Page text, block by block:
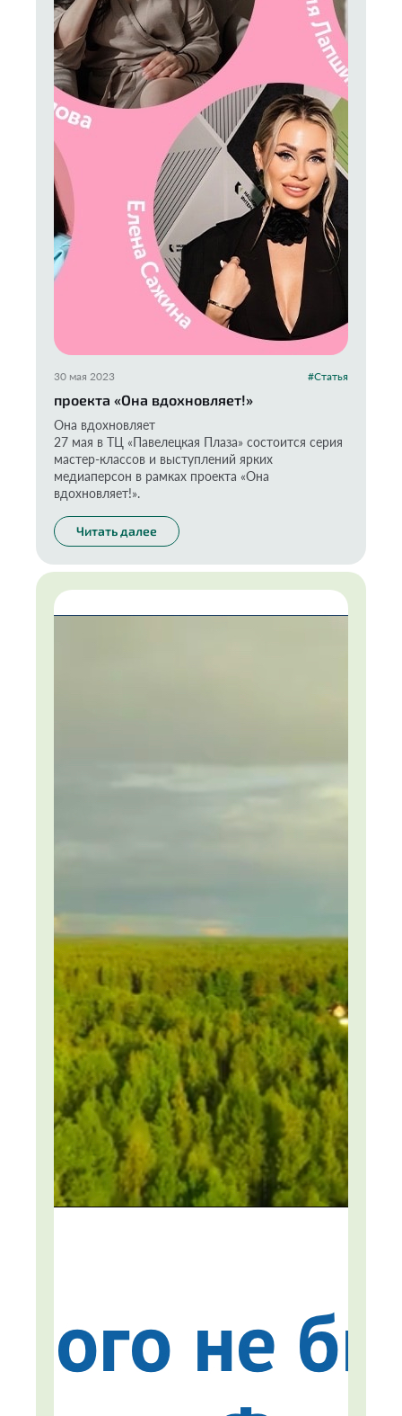
30 мая 2023 #Статья
проекта «Она вдохновляет!»
Она вдохновляет
27 мая в ТЦ «Павелецкая Плаза» состоится серия
мастер-классов и выступлений ярких
медиаперсон в рамках проекта «Она
вдохновляет!».
Читать далее